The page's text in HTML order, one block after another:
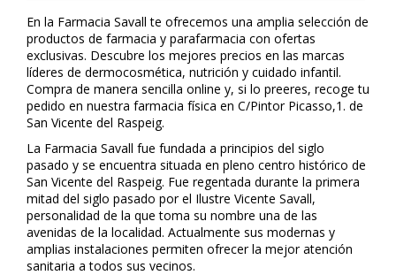
En la Farmacia Savall te ofrecemos una amplia selección de
productos de farmacia y parafarmacia con ofertas
exclusivas. Descubre los mejores precios en las marcas
líderes de dermocosmética, nutrición y cuidado infantil.
Compra de manera sencilla online y, si lo prefieres, recoge tu
pedido en nuestra farmacia física en C/Pintor Picasso,1. de
San Vicente del Raspeig.
La Farmacia Savall fue fundada a principios del siglo
pasado y se encuentra situada en pleno centro histórico de
San Vicente del Raspeig. Fue regentada durante la primera
mitad del siglo pasado por el Ilustre Vicente Savall,
personalidad de la que toma su nombre una de las
avenidas de la localidad. Actualmente sus modernas y
amplias instalaciones permiten ofrecer la mejor atención
sanitaria a todos sus vecinos.